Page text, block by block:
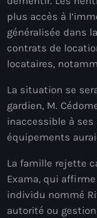
octobre 2025
septembre
août 2025
juillet 2025
juin 2025
avril 2025
mars 2025
plus accès à
généralisée dans
contrats de
locataires,
La situation se
gardien, M.
inaccessible à
équipements
La famille rejette
Exama, qui
individu nommé
autorité ou